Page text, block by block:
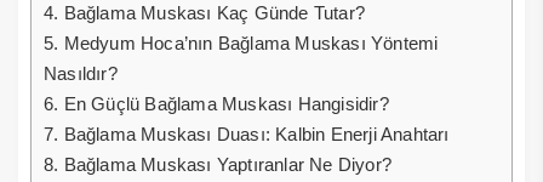
4. Bağlama Muskası Kaç Günde Tutar?
5. Medyum Hoca’nın Bağlama Muskası Yöntemi
Nasıldır?
6. En Güçlü Bağlama Muskası Hangisidir?
7. Bağlama Muskası Duası: Kalbin Enerji Anahtarı
8. Bağlama Muskası Yaptıranlar Ne Diyor?